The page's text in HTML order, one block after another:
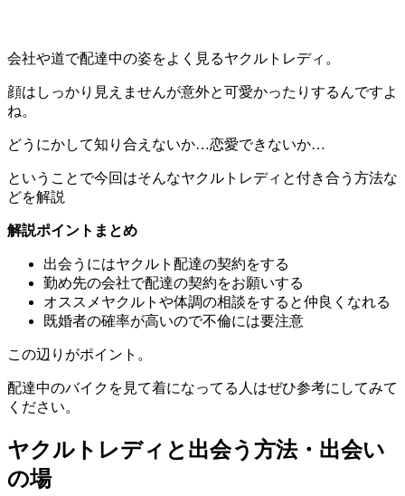
会社や道で配達中の姿をよく見るヤクルトレディ。
顔はしっかり見えませんが意外と可愛かったりするんですよ
ね。
どうにかして知り合えないか…恋愛できないか…
ということで今回はそんなヤクルトレディと付き合う方法な
どを解説
解説ポイントまとめ
出会うにはヤクルト配達の契約をする
勤め先の会社で配達の契約をお願いする
オススメヤクルトや体調の相談をすると仲良くなれる
既婚者の確率が高いので不倫には要注意
この辺りがポイント。
配達中のバイクを見て着になってる人はぜひ参考にしてみて
ください。
ヤクルトレディと出会う方法・出会い
の場